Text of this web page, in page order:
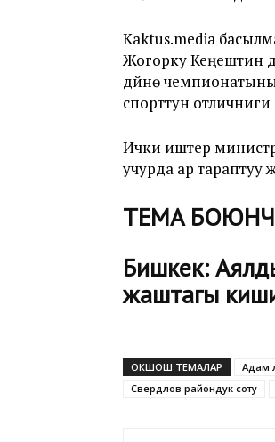
Kaktus.media
Жогорку Кеңештин
дүйнө
спорттун
Ички иштер
учурда ар тараптуу
ТЕМА
Бишкек:
жаштагы
ОКШОШ ТЕМАЛАР Адам
Свердлов райондук соту